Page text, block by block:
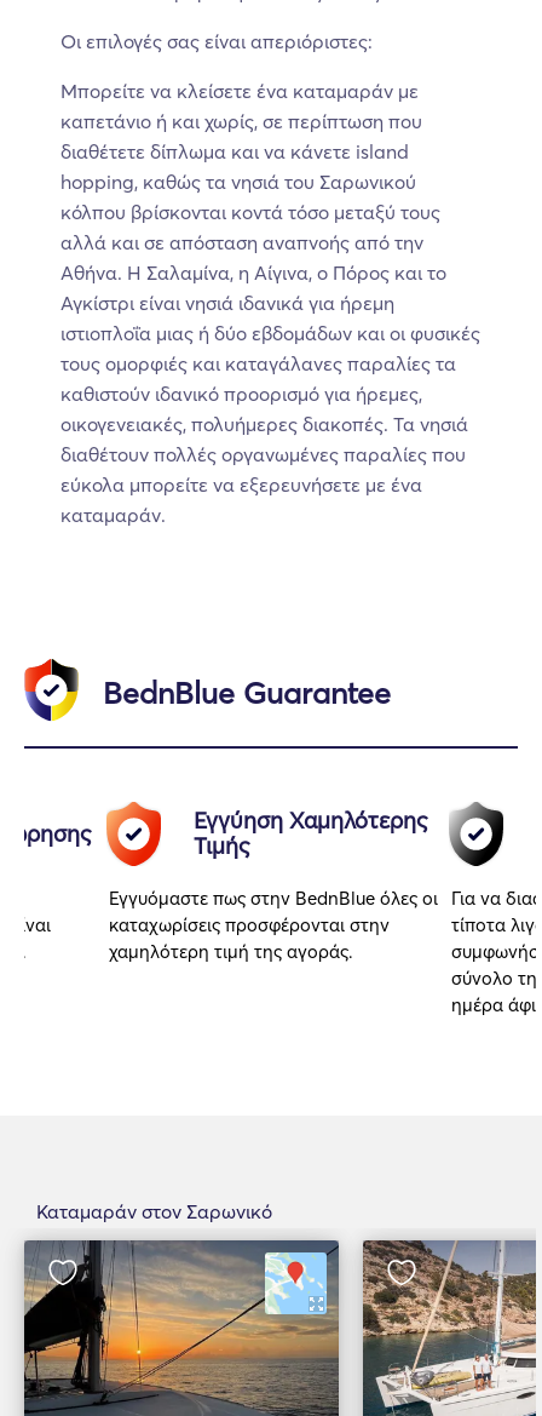
Οι επιλογές σας είναι απεριόριστες:
Μπορείτε να κλείσετε ένα καταμαράν με
καπετάνιο ή και χωρίς, σε περίπτωση που
διαθέτετε δίπλωμα και να κάνετε island
hopping, καθώς τα νησιά του Σαρωνικού
κόλπου βρίσκονται κοντά τόσο μεταξύ τους
αλλά και σε απόσταση αναπνοής από την
Αθήνα. Η Σαλαμίνα, η Αίγινα, ο Πόρος και το
Αγκίστρι είναι νησιά ιδανικά για ήρεμη
ιστιοπλοΐα μιας ή δύο εβδομάδων και οι φυσικές
τους ομορφιές και καταγάλανες παραλίες τα
καθιστούν ιδανικό προορισμό για ήρεμες,
οικογενειακές, πολυήμερες διακοπές. Τα νησιά
διαθέτουν πολλές οργανωμένες παραλίες που
εύκολα μπορείτε να εξερευνήσετε με ένα
καταμαράν.
BednBlue Guarantee
Εγγύηση Χαμηλότερης
Τιμής
Εγγυόμαστε πως στην BednBlue όλες οι
καταχωρίσεις προσφέρονται στην
χαμηλότερη τιμή της αγοράς.
Για να
τίποτα
σύνολο
ημέρα
Καταμαράν στον Σαρωνικό